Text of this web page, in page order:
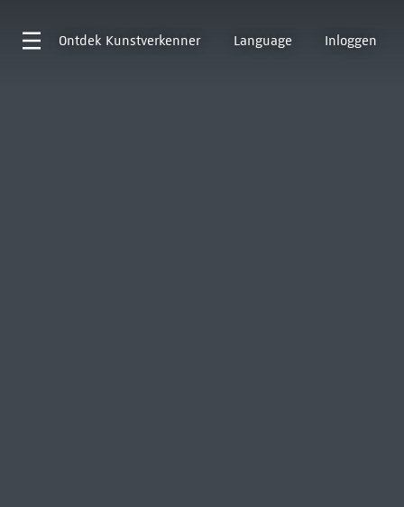
Ontdek Kunstverkenner Language Inloggen